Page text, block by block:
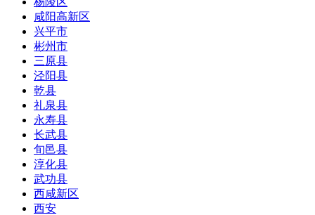
咸阳高新区
兴平市
彬州市
三原县
泾阳县
乾县
礼泉县
永寿县
长武县
旬邑县
淳化县
武功县
西咸新区
西安